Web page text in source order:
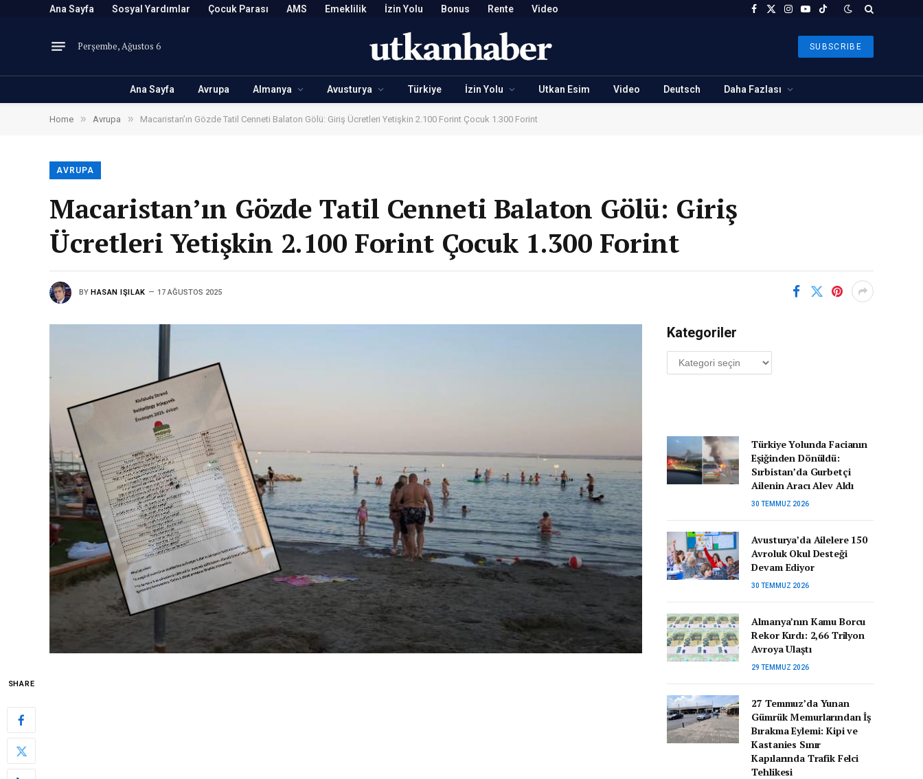
Ana Sayfa Sosyal Yardımlar Çocuk Parası AMS Emeklilik İzin Yolu Bonus Rente Video Facebook
X
Instagram
YouTubeTikTok
Perşembe, Ağustos 6 SUBSCRIBE
Ana Sayfa Avrupa Almanya Avusturya Türkiye İzin Yolu Utkan Esim Video Deutsch Daha Fazlası
Home » Avrupa » Macaristan’ın Gözde Tatil Cenneti Balaton Gölü: Giriş Ücretleri Yetişkin 2.100 Forint Çocuk 1.300 Forint
AVRUPA
Macaristan’ın Gözde Tatil Cenneti Balaton Gölü: Giriş
Ücretleri Yetişkin 2.100 Forint Çocuk 1.300 Forint
BY HASAN IŞILAK 17 AĞUSTOS 2025
SHARE
Kategoriler
Kategoriler
Türkiye Yolunda Facianın
Eşiğinden Dönüldü:
Sırbistan’da Gurbetçi
Ailenin Aracı Alev Aldı
30 TEMMUZ 2026
Avusturya’da Ailelere 150
Avroluk Okul Desteği
Devam Ediyor
30 TEMMUZ 2026
Almanya’nın Kamu Borcu
Rekor Kırdı: 2,66 Trilyon
Avroya Ulaştı
29 TEMMUZ 2026
27 Temmuz’da Yunan
Gümrük Memurlarından İş
Bırakma Eylemi: Kipi ve
Kastanies Sınır
Kapılarında Trafik Felci
Tehlikesi